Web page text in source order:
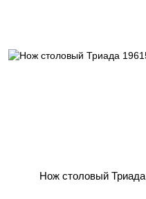
Нож столовый Триада